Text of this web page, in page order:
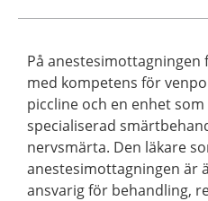
På anestesimottagningen
med kompetens för
piccline och en enhet
specialiserad
nervsmärta. Den läkare
anestesimottagningen är
ansvarig för behandling,